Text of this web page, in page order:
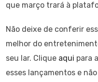
que março trará à
Não deixe de conferir
melhor do
seu lar. Clique aqui para
esses lançamentos e